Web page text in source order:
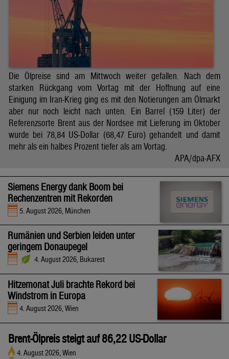
Die Ölpreise sind am Mittwoch weiter gefallen. Nach dem
starken Rückgang vom Vortag mit der Hoffnung auf eine
Einigung im Iran-Krieg ging es mit den Notierungen am Ölmarkt
aber nur noch leicht nach unten. Ein Barrel (159 Liter) der
Referenzsorte Brent aus der Nordsee mit Lieferung im Oktober
wurde bei 78,84 US-Dollar (68,47 Euro) gehandelt und damit
mehr als ein halbes Prozent tiefer als am Vortag.
APA/dpa-AFX
Siemens Energy dank Boom bei
Rechenzentren mit Rekorden
5. August 2026, München
Rumänien und Serbien leiden unter
geringem Donaupegel
4. August 2026, Bukarest
Hitzemonat Juli brachte Rekord bei
Windstrom in Europa
4. August 2026, Wien
Brent-Ölpreis steigt auf 86,22 US-Dollar
4. August 2026, Wien